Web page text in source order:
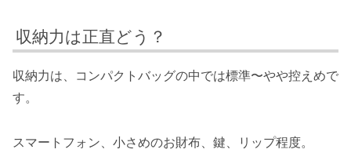
収納力は正直どう？
収納力は、コンパクトバッグの中では標準〜やや控えめで
す。
スマートフォン、小さめのお財布、鍵、リップ程度。